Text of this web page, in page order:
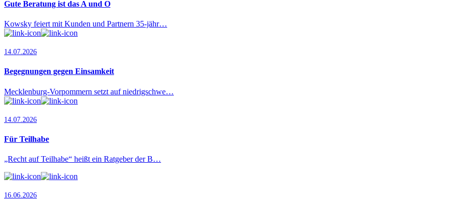
Gute Beratung ist das A und O
Kowsky feiert mit Kunden und Partnern 35-jähr…
14.07.2026
Begegnungen gegen Einsamkeit
Mecklenburg-Vorpommern setzt auf niedrigschwe…
14.07.2026
Für Teilhabe
„Recht auf Teilhabe“ heißt ein Ratgeber der B…
16.06.2026